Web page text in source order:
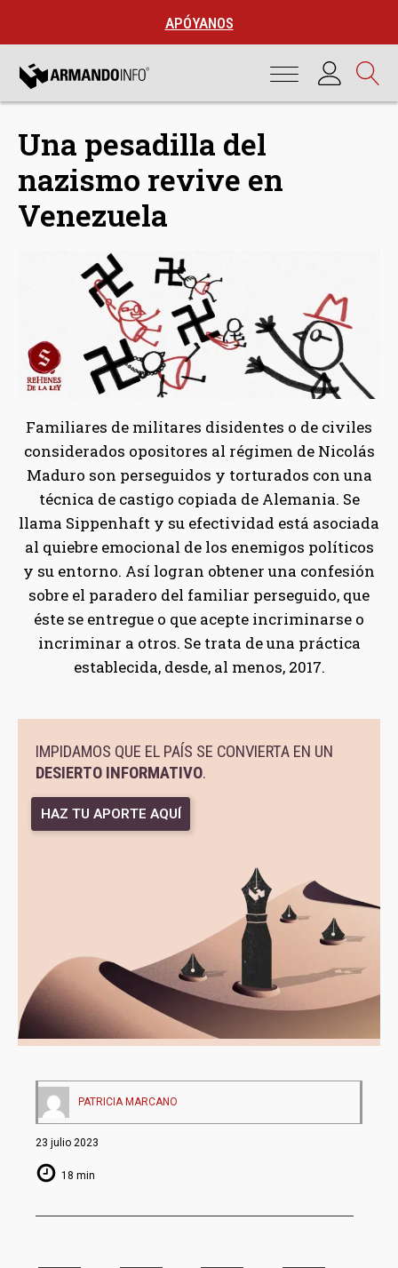
APÓYANOS
Una pesadilla del
nazismo revive en
Venezuela
Familiares de militares disidentes o de civiles
considerados opositores al régimen de Nicolás
Maduro son perseguidos y torturados con una
técnica de castigo copiada de Alemania. Se
llama Sippenhaft y su efectividad está asociada
al quiebre emocional de los enemigos políticos
y su entorno. Así logran obtener una confesión
sobre el paradero del familiar perseguido, que
éste se entregue o que acepte incriminarse o
incriminar a otros. Se trata de una práctica
establecida, desde, al menos, 2017.
IMPIDAMOS QUE EL PAÍS SE CONVIERTA EN UN
DESIERTO INFORMATIVO.
HAZ TU APORTE AQUÍ
PATRICIA MARCANO
23 julio 2023
18 min